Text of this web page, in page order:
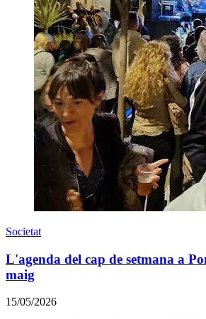
Societat
L'agenda del cap de setmana a
maig
15/05/2026